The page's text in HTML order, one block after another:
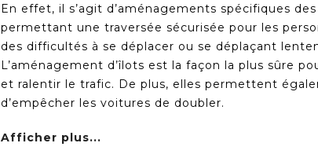
En effet, il s’agit d’aménagements spécifiques
permettant une traversée sécurisée pour les
des difficultés à se déplacer ou se déplaçant
L’aménagement d’îlots est la façon la plus sûre
et ralentir le trafic. De plus, elles permettent
d’empêcher les voitures de doubler.
Afficher plus...